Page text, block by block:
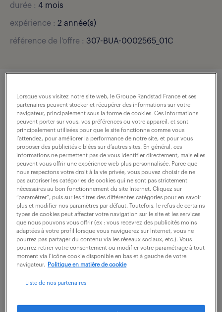
durée : 4 mois
expérience : 2 année(s)
référence de l'offre : 307-BUA-0002565_01C
description du poste
Quelles perspectives enrichissantes vous offre le
poste d'Agent administratif d'assurances (F/H) ?
Dans un environnement rigoureux, vous serez
chargé(e) de garantir l'intégrité des données et la
gestion efficace des contrats d'assurance récoltes
- Vérifier et ajuster les données composantes des
assolements des contrats récoltes
- Effectuer le décompte des sinistres de manière
précise
- Contrôler, vérifier et saisir l'ensemble des
Lorsque vous visitez notre site web, le Groupe Randstad France et ses
partenaires peuvent stocker et récupérer des informations sur votre
navigateur, principalement sous la forme de cookies. Ces informations
peuvent porter sur vous, vos préférences ou votre appareil, et sont
principalement utilisées pour que le site fonctionne comme vous
l’attendez, pour améliorer la performance de notre site, et pour vous
proposer des publicités ciblées sur d’autres sites. En général, ces
informations ne permettent pas de vous identifier directement, mais elles
peuvent vous offrir une expérience web plus personnalisée. Parce que
nous respectons votre droit à la vie privée, vous pouvez choisir de ne
pas autoriser les catégories de cookies qui ne sont pas strictement
nécessaires au bon fonctionnement du site Internet. Cliquez sur
“paramétrer”, puis sur les titres des différentes catégories pour en savoir
plus et modifier nos paramètres par défaut. Toutefois, le refus de certains
types de cookies peut affecter votre navigation sur le site et les services
que nous pouvons vous offrir (ex : vous recevrez des publicités moins
adaptées à votre profil lorsque vous naviguerez sur Internet, vous ne
pourrez pas partager du contenu via les réseaux sociaux, etc.). Vous
pourrez retirer votre consentement ou modifier votre paramétrage à tout
moment via l’icône cookie disponible en bas et à gauche de votre
navigateur.
Politique en matière de cookie
Liste de nos partenaires